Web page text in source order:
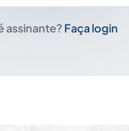
assinante? Faça login